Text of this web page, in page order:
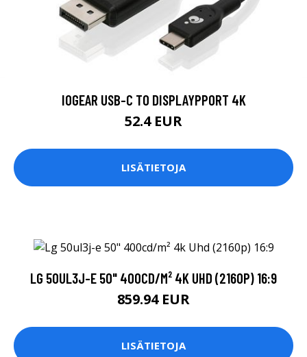
IOGEAR USB-C TO DISPLAYPPORT 4K
52.4 EUR
LISÄTIETOJA
LG 50UL3J-E 50" 400CD/M² 4K UHD (2160P) 16:9
859.94 EUR
LISÄTIETOJA